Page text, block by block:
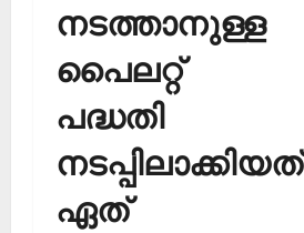
നടത്താനുള്ള
പൈലറ്റ്
പദ്ധതി
നടപ്പിലാക്കിയത്
ഏത്